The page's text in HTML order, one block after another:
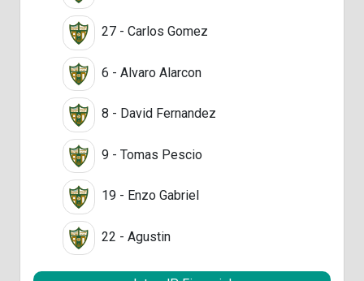
27 - Carlos Gomez
6 - Alvaro Alarcon
8 - David Fernandez
9 - Tomas Pescio
19 - Enzo Gabriel
22 - Agustin